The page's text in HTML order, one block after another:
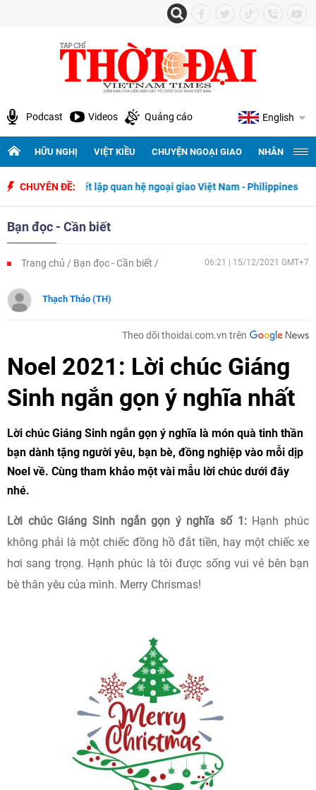
Podcast Videos Quảng cáo English
HỮU NGHỊ VIỆT KIỀU CHUYỆN NGOẠI GIAO NHÂN
CHUYÊN ĐỀ:
ngày thiết lập quan hệ ngoại giao Việt Nam - Philippines 500
Bạn đọc - Cần biết
Trang chủ Bạn đọc - Cần biết 06:21 | 15/12/2021 GMT+7
Thạch Thảo (TH)
Theo dõi thoidai.com.vn trên
Noel 2021: Lời chúc Giáng
Sinh ngắn gọn ý nghĩa nhất
Lời chúc Giáng Sinh ngắn gọn ý nghĩa là món quà tinh thần
bạn dành tặng người yêu, bạn bè, đồng nghiệp vào mỗi dịp
Noel về. Cùng tham khảo một vài mẫu lời chúc dưới đây
nhé.
Lời chúc Giáng Sinh ngắn gọn ý nghĩa số 1: Hạnh phúc
không phải là một chiếc đồng hồ đắt tiền, hay một chiếc xe
hơi sang trọng. Hạnh phúc là tôi được sống vui vẻ bên bạn
bè thân yêu của mình. Merry Chrismas!